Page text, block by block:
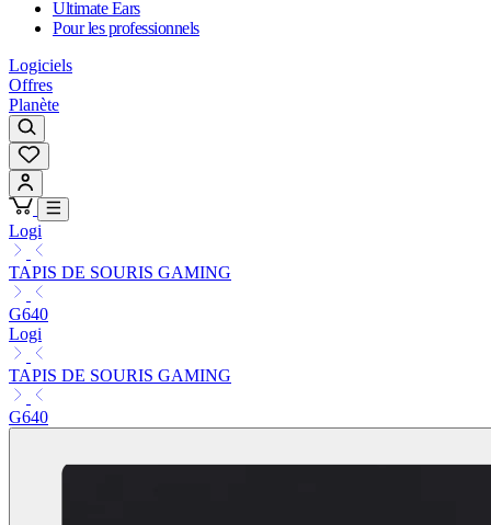
Ultimate Ears
Pour les professionnels
Logiciels
Offres
Planète
Logi
TAPIS DE SOURIS GAMING
G640
Logi
TAPIS DE SOURIS GAMING
G640